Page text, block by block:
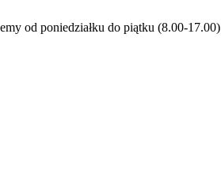
od poniedziałku do piątku (8.00-17.00)